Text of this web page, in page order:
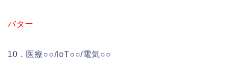
バター
10．医療○○/loT○○/電気○○